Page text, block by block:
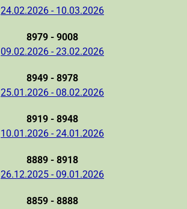
24.02.2026 - 10.03.2026
8979 - 9008
09.02.2026 - 23.02.2026
8949 - 8978
25.01.2026 - 08.02.2026
8919 - 8948
10.01.2026 - 24.01.2026
8889 - 8918
26.12.2025 - 09.01.2026
8859 - 8888